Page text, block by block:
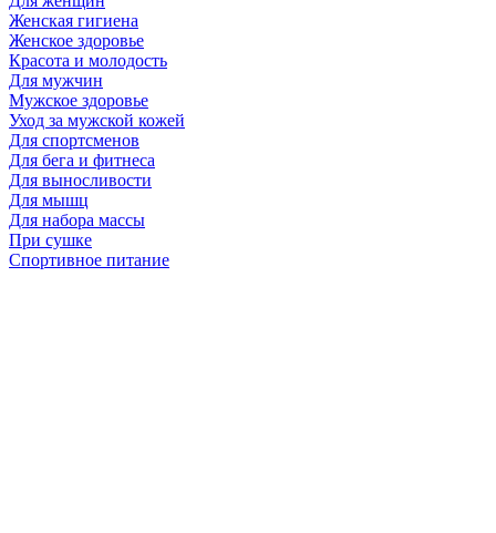
Женская гигиена
Женское здоровье
Красота и молодость
Для мужчин
Мужское здоровье
Уход за мужской кожей
Для спортсменов
Для бега и фитнеса
Для выносливости
Для мышц
Для набора массы
При сушке
Спортивное питание